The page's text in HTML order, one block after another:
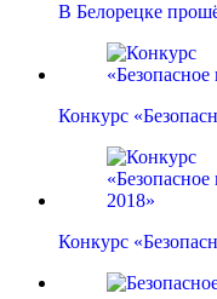
В Белорецке
Конкурс
Конкурс